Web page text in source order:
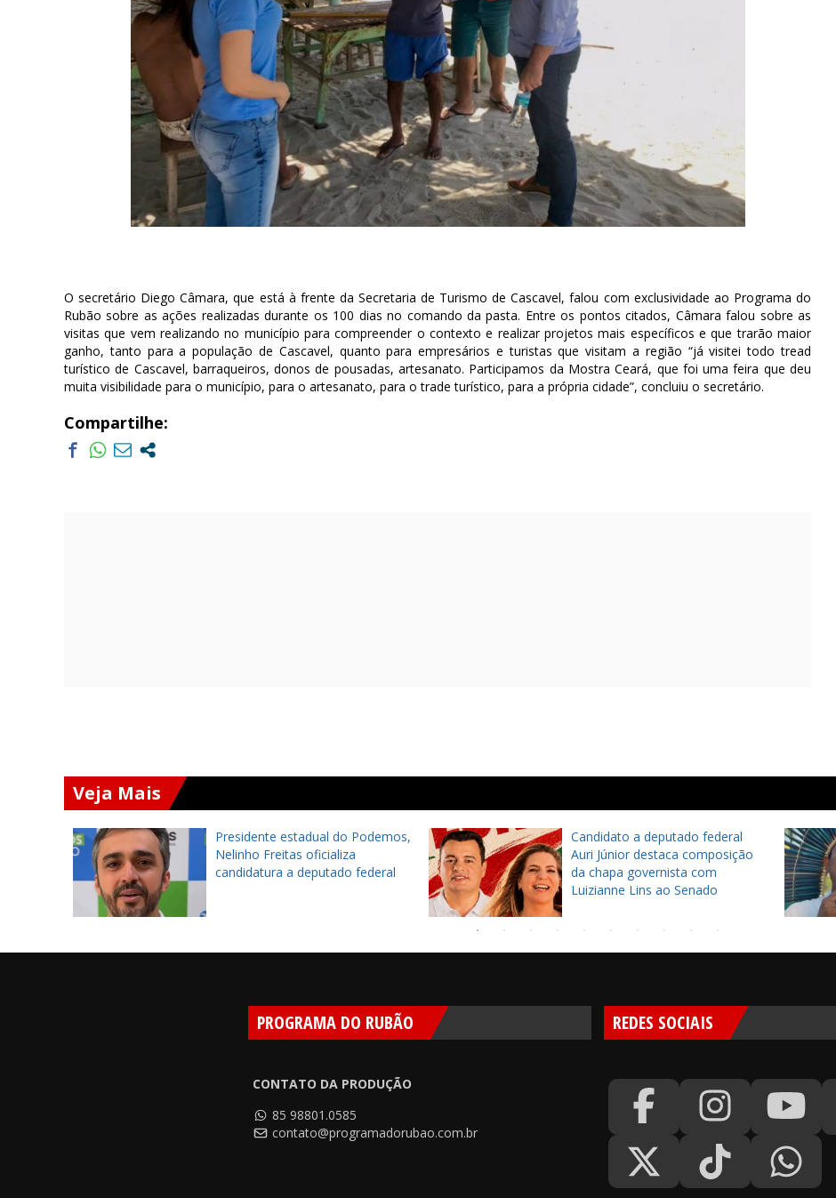
O secretário Diego Câmara, que está à frente da Secretaria de Turismo de Cascavel, falou com exclusividade ao Programa do
Rubão sobre as ações realizadas durante os 100 dias no comando da pasta. Entre os pontos citados, Câmara falou sobre as
visitas que vem realizando no município para compreender o contexto e realizar projetos mais específicos e que trarão maior
ganho, tanto para a população de Cascavel, quanto para empresários e turistas que visitam a região “já visitei todo tread
turístico de Cascavel, barraqueiros, donos de pousadas, artesanato. Participamos da Mostra Ceará, que foi uma feira que deu
muita visibilidade para o município, para o artesanato, para o trade turístico, para a própria cidade”, concluiu o secretário.
Compartilhe:
Veja Mais
Presidente estadual do Podemos,
Nelinho Freitas oficializa
candidatura a deputado federal
Candidato a deputado federal
Auri Júnior destaca composição
da chapa governista com
Luizianne Lins ao Senado
PROGRAMA DO RUBÃO
CONTATO DA PRODUÇÃO
85 98801.0585
contato@programadorubao.com.br
REDES SOCIAIS